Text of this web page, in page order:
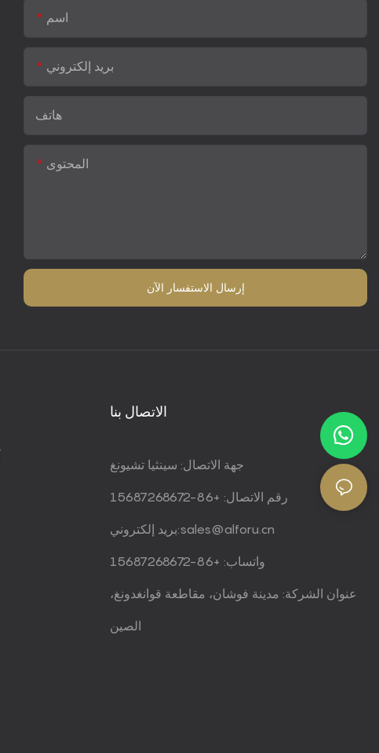
اسم
بريد إلكتروني
هاتف
المحتوى
إرسال الاستفسار الآن
الاتصال بنا
جهة الاتصال: سينثيا تشيونغ
رقم الاتصال: +86-15687268672
بريد إلكتروني:sales@alforu.cn
واتساب: +86-15687268672
عنوان الشركة: مدينة فوشان، مقاطعة قوانغدونغ،
الصين